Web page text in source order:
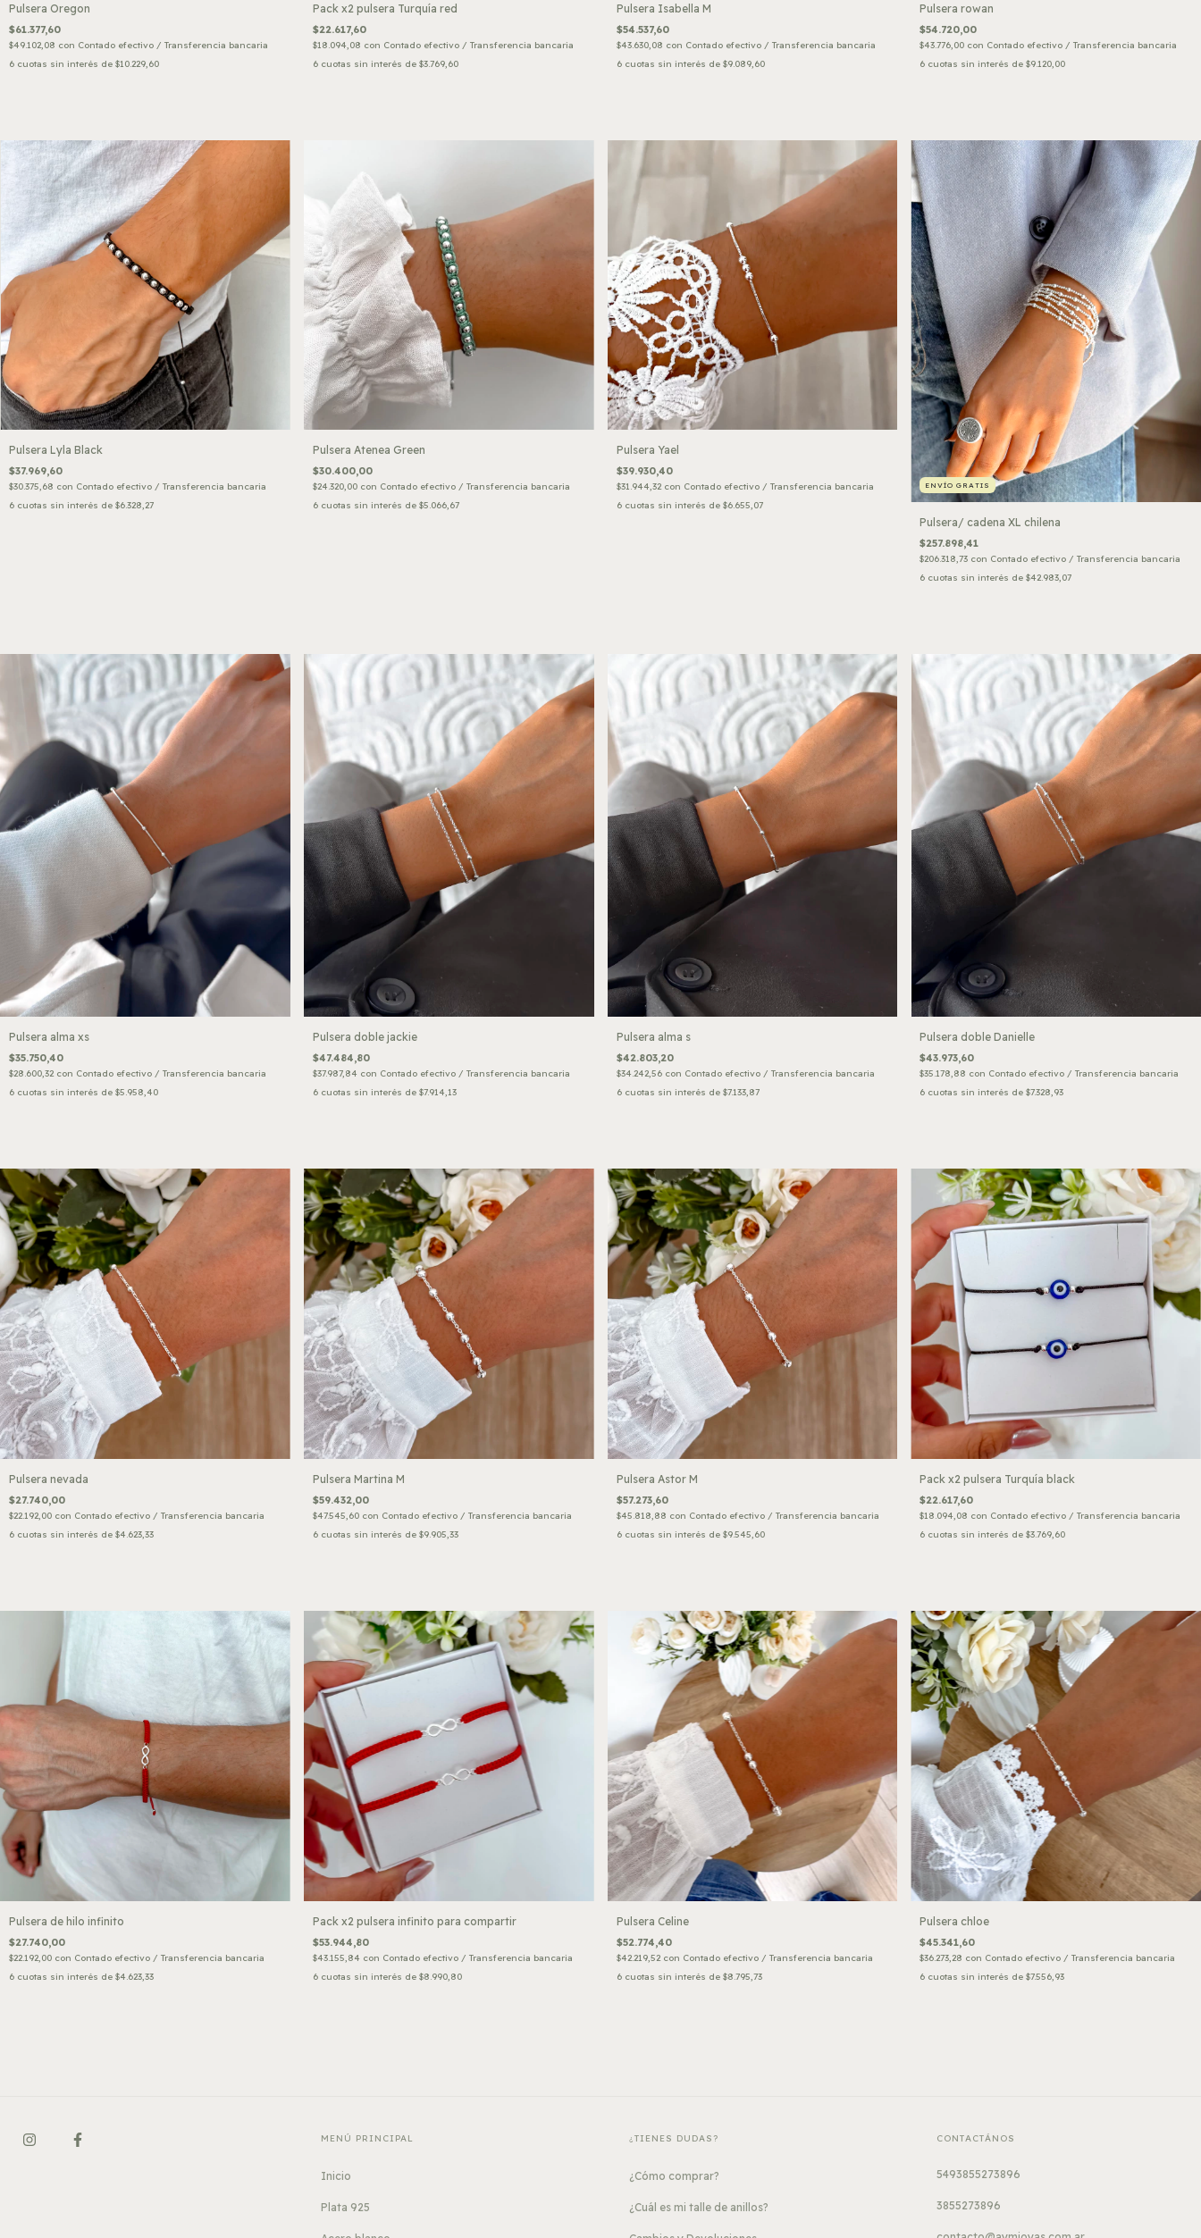
Pulsera Oregon
$61.377,60
$49.102,08 con Contado efectivo / Transferencia bancaria
6 cuotas sin interés de $10.229,60
Pack x2 pulsera Turquía red
$22.617,60
$18.094,08 con Contado efectivo / Transferencia bancaria
6 cuotas sin interés de $3.769,60
Pulsera Isabella M
$54.537,60
$43.630,08 con Contado efectivo / Transferencia bancaria
6 cuotas sin interés de $9.089,60
Pulsera rowan
$54.720,00
$43.776,00 con Contado efectivo / Transferencia bancaria
6 cuotas sin interés de$9.120,00
Pulsera Lyla Black
$37.969,60
$30.375,68 con Contado efectivo / Transferencia bancaria
6 cuotas sin interés de $6.328,27
Pulsera Atenea Green
$30.400,00
$24.320,00 con Contado efectivo / Transferencia bancaria
6 cuotas sin interés de $5.066,67
Pulsera Yael
$39.930,40
$31.944,32 con Contado efectivo / Transferencia bancaria
6 cuotas sin interés de $6.655,07
ENVÍO GRATIS
Pulsera/ cadena XL chilena
$257.898,41
$206.318,73 con Contado efectivo / Transferencia bancaria
6 cuotas sin interés de$42.983,07
Pulsera alma xs
$35.750,40
$28.600,32 con Contado efectivo / Transferencia bancaria
6 cuotas sin interés de $5.958,40
Pulsera doble jackie
$47.484,80
$37.987,84 con Contado efectivo / Transferencia bancaria
6 cuotas sin interés de $7.914,13
Pulsera alma s
$42.803,20
$34.242,56 con Contado efectivo / Transferencia bancaria
6 cuotas sin interés de $7.133,87
Pulsera doble Danielle
$43.973,60
$35.178,88 con Contado efectivo / Transferencia bancaria
6 cuotas sin interés de$7.328,93
Pulsera nevada
$27.740,00
$22.192,00 con Contado efectivo / Transferencia bancaria
6 cuotas sin interés de $4.623,33
Pulsera Martina M
$59.432,00
$47.545,60 con Contado efectivo / Transferencia bancaria
6 cuotas sin interés de $9.905,33
Pulsera Astor M
$57.273,60
$45.818,88 con Contado efectivo / Transferencia bancaria
6 cuotas sin interés de $9.545,60
Pack x2 pulsera Turquía black
$22.617,60
$18.094,08 con Contado efectivo / Transferencia bancaria
6 cuotas sin interés de$3.769,60
Pulsera de hilo infinito
$27.740,00
$22.192,00 con Contado efectivo / Transferencia bancaria
6 cuotas sin interés de $4.623,33
Pack x2 pulsera infinito para compartir
$53.944,80
$43.155,84 con Contado efectivo / Transferencia bancaria
6 cuotas sin interés de $8.990,80
Pulsera Celine
$52.774,40
$42.219,52 con Contado efectivo / Transferencia bancaria
6 cuotas sin interés de $8.795,73
Pulsera chloe
$45.341,60
$36.273,28 con Contado efectivo / Transferencia bancaria
6 cuotas sin interés de$7.556,93
MENÚ PRINCIPAL
Inicio
Plata 925
¿TIENES DUDAS?
¿Cómo comprar?
¿Cuál es mi talle de anillos?
CONTACTÁNOS
5493855273896
3855273896